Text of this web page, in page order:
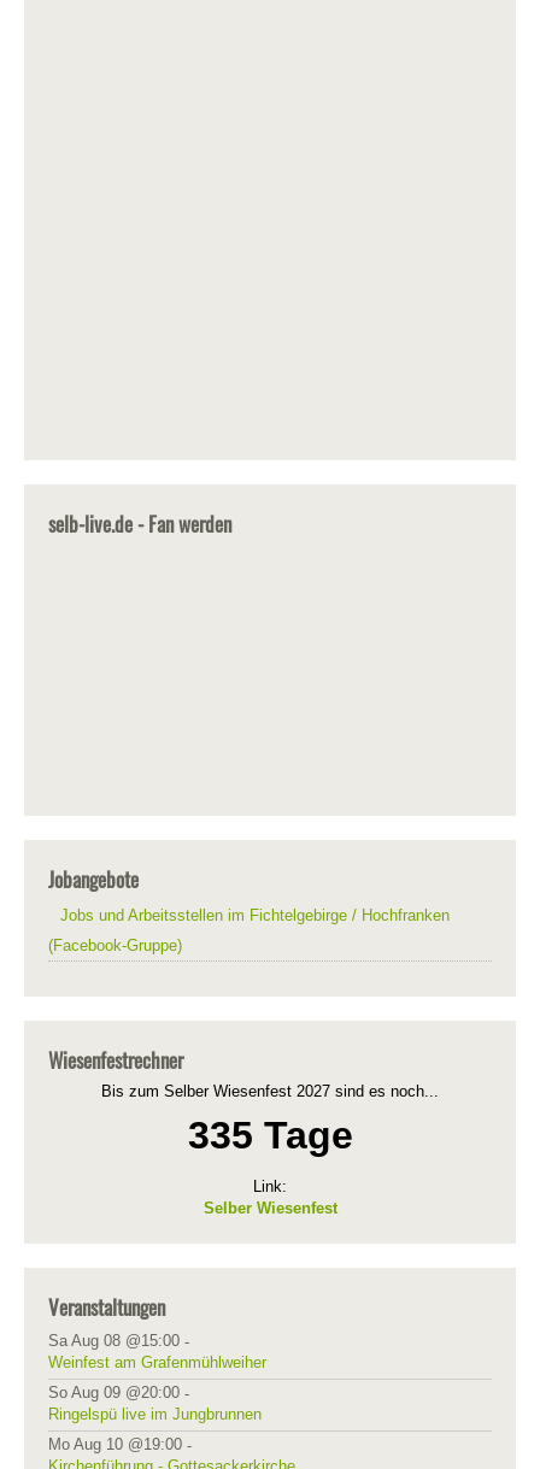
selb-live.de - Fan werden
Jobangebote
Jobs und Arbeitsstellen im Fichtelgebirge / Hochfranken
(Facebook-Gruppe)
Wiesenfestrechner
Bis zum Selber Wiesenfest 2027 sind es noch...
335 Tage
Link:
Selber Wiesenfest
Veranstaltungen
Sa Aug 08 @15:00 -
Weinfest am Grafenmühlweiher
So Aug 09 @20:00 -
Ringelspü live im Jungbrunnen
Mo Aug 10 @19:00 -